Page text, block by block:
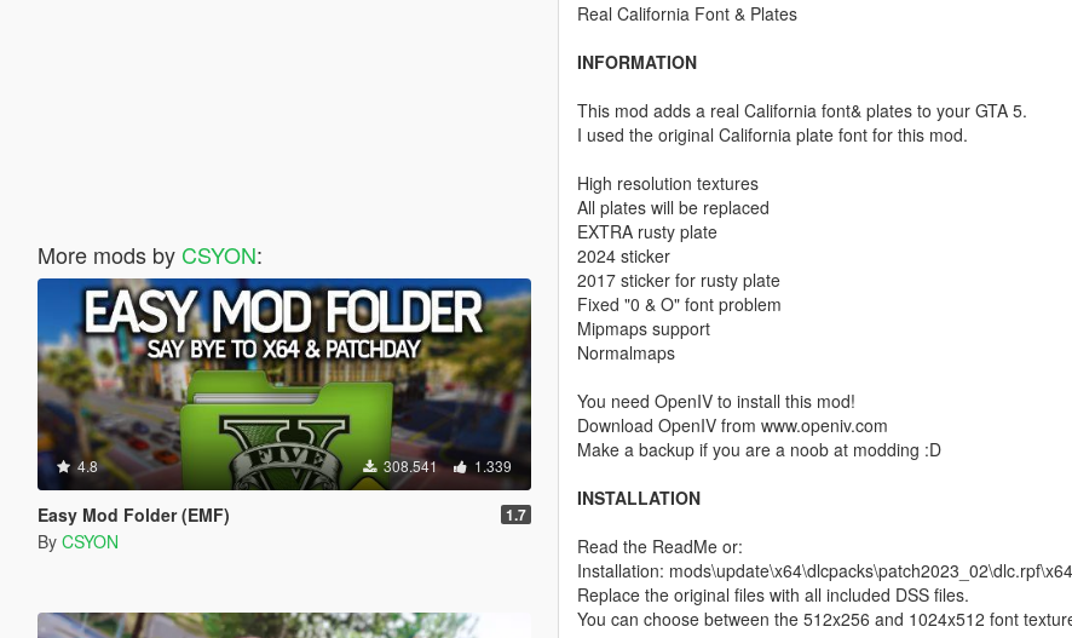
More mods by CSYON:
4.8 308.541 1.339
Easy Mod Folder (EMF) 1.7
By CSYON
Real California Font & Plates
INFORMATION
This mod adds a real California font& plates to your GTA 5.
I used the original California plate font for this mod.
High resolution textures
All plates will be replaced
EXTRA rusty plate
2024 sticker
2017 sticker for rusty plate
Fixed "0 & O" font problem
Mipmaps support
Normalmaps
You need OpenIV to install this mod!
Download OpenIV from www.openiv.com
Make a backup if you are a noob at modding :D
INSTALLATION
Read the ReadMe or:
Installation:
Replace the original files with all included DSS files.
You can choose between the 512x256 and 1024x512 font